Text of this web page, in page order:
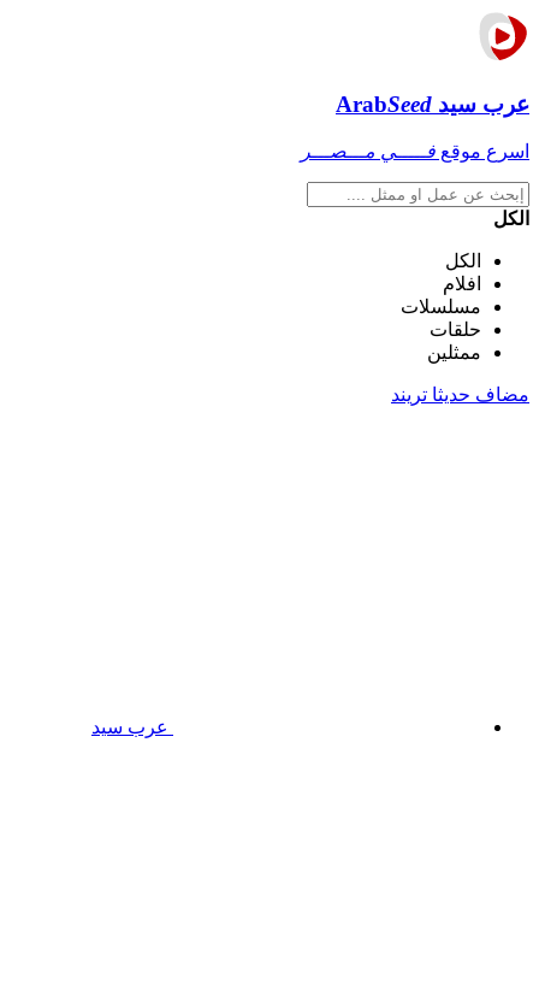
عرب سيد ArabSeed
اسرع موقع فـــــي مـــصـــر
الكل
الكل
افلام
مسلسلات
حلقات
ممثلين
مضاف حديثا تريند
عرب سيد